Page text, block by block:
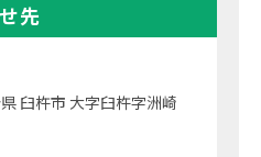
先
臼杵市 大字臼杵字洲崎